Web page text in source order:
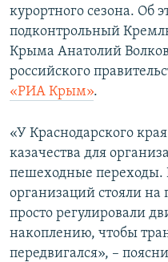
ПРОПАВШИЕ БЕЗ ВЕСТИ
ПОБЕДИТЕЛЕЙ НЕ СУДЯТ?
КРЫМ.НЕПОКОРЕННЫЙ
УКРАИНСКАЯ ПРОБЛЕМА
ПРИСОЕДИНЯЙТЕСЬ!
Все сайты RFE/RL
курортного сезона. Об
подконтрольный
Крыма Анатолий
российского
«РИА Крым».
«У Краснодарского
казачества для
пешеходные переходы.
организаций стояли
просто регулировали
накоплению, чтобы
передвигался», –